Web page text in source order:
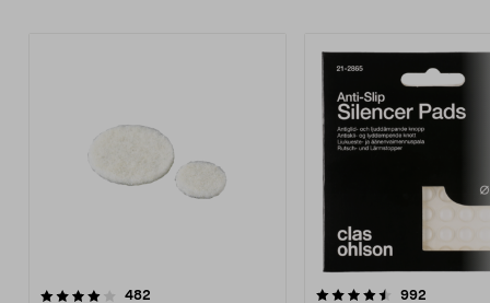
482
4.5 av 5 stjerner 992
4.5 av 5 stjerner